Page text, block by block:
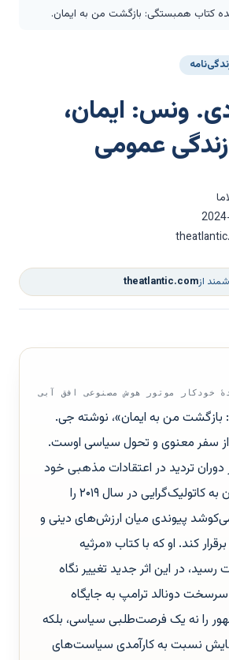
کتاب همبستگی: بازگشت من به ایمان.
ونس: ایمان،
عمومی
ازtheatlantic.com
خودکار موتور هوش مصنوعی افق آبی
من به ایمان»، نوشته جی.
سفر معنوی و تحول سیاسی اوست.
دوران تردید در اعتقادات مذهبی خود
در جوانی تا گرویدن به کاتولیک‌گرایی در سال ۲۰۱۹ را
پیوندی میان ارزش‌های دینی و
کند. او که با کتاب «مرثیه
در این اثر جدید تغییر نگاه
دونالد ترامپ به جایگاه
را نه یک فرصت‌طلبی سیاسی، بلکه
نسبت به کارآمدی سیاست‌های